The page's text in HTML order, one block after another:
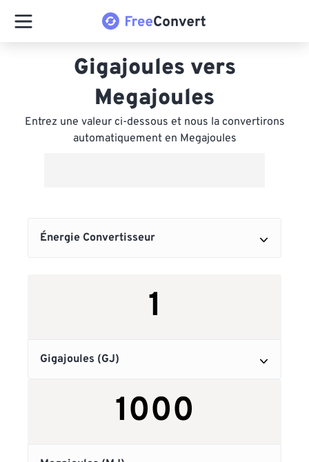
Gigajoules vers
Megajoules
Entrez une valeur ci-dessous et nous la convertirons
automatiquement en Megajoules